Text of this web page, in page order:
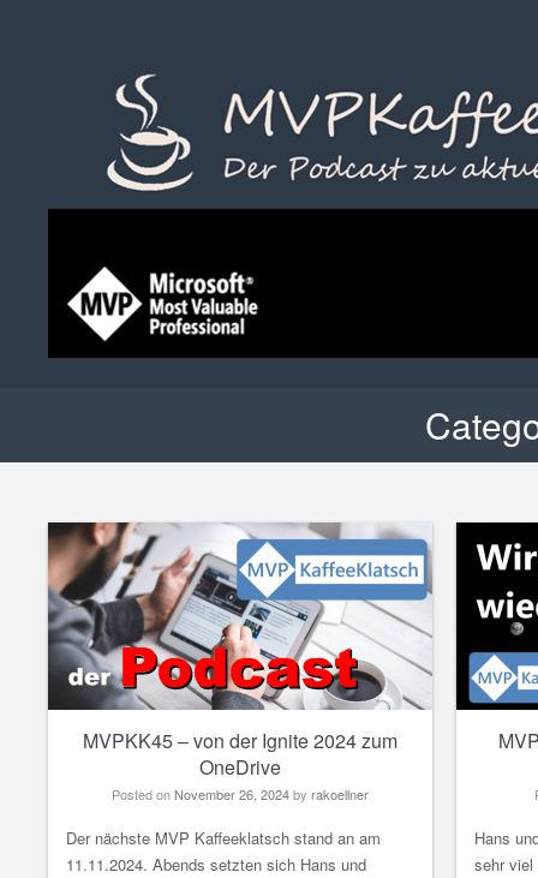
MVPKK45 – von der Ignite 2024 zum
OneDrive
Posted on November 26, 2024by rakoellner
Der nächste MVP Kaffeeklatsch stand an am
11.11.2024. Abends setzten sich Hans und
Hans
sehr